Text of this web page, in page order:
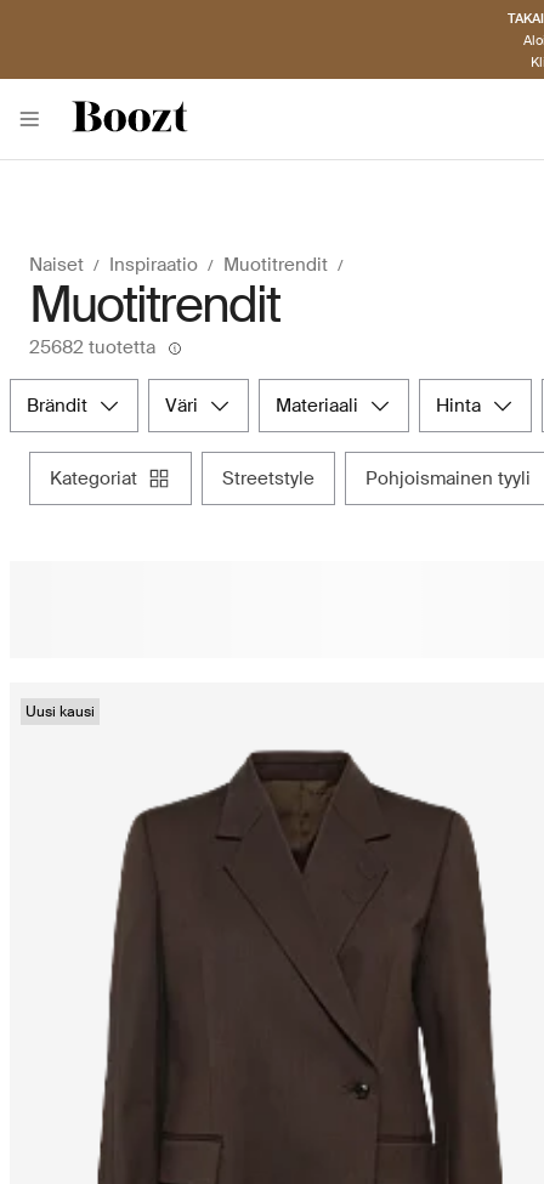
Naiset Inspiraatio Muotitrendit
Muotitrendit
25682 tuotetta
brändit väri materiaali hinta
kategoriat streetstyle pohjoismainen tyyli
Uusi kausi